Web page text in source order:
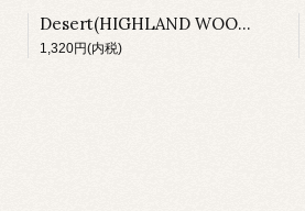
Desert(HIGHLAND WOOL)
1,320円(内税)